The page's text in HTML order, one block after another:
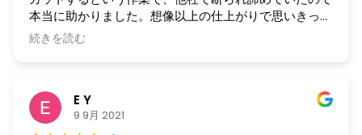
本当に助かりました。想像以上の仕上がりで思いきって
電話をして良かったと思いました。大きなリフォームで
はなく、厄介な作業でしたが快く受けてくださりありが
続きを読む
E Y
9 9月 2021